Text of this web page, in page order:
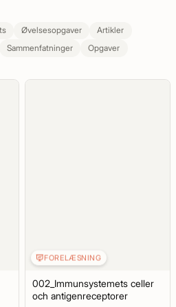
Øvelsesopgaver
Artikler
Sammenfatninger Opgaver
FORELÆSNING
002_Immunsystemets celler
och antigenreceptorer